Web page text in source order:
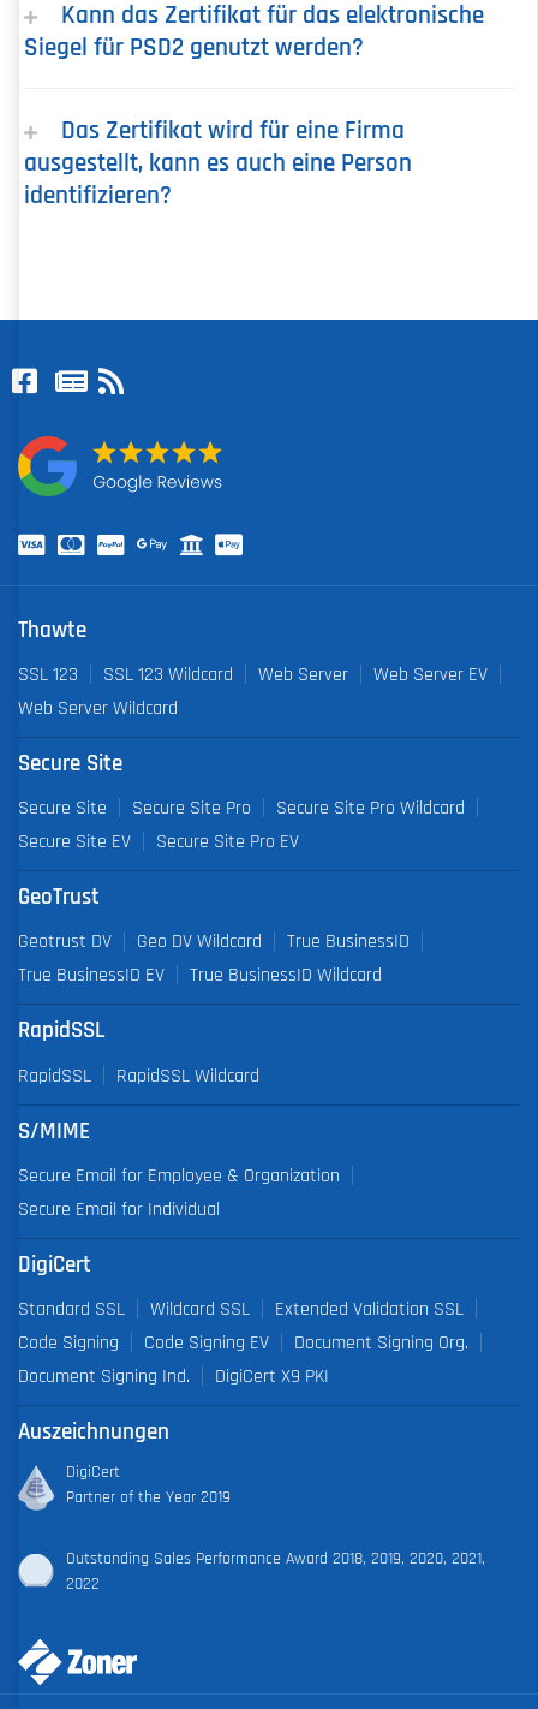
Kann das Zertifikat für das elektronische
Siegel für PSD2 genutzt werden?
Das Zertifikat wird für eine Firma
ausgestellt, kann es auch eine Person
identifizieren?
Thawte
SSL 123 SSL 123 Wildcard Web Server
Web Server EV
Web Server Wildcard
Secure Site
Secure Site Secure Site Pro
Secure Site Pro Wildcard
Secure Site EV
Secure Site Pro EV
GeoTrust
Geotrust DV Geo DV Wildcard
True BusinessID
True BusinessID EV
True BusinessID Wildcard
RapidSSL
RapidSSL RapidSSL Wildcard
S/MIME
Secure Email for Employee & Organization
Secure Email for Individual
DigiCert
Standard SSL Wildcard SSL
Extended Validation SSL
Code Signing
Code Signing EV
Document Signing Org.
Document Signing Ind.
DigiCert X9 PKI
Auszeichnungen
DigiCert
Partner of the Year 2019
Outstanding Sales Performance Award 2018, 2019, 2020, 2021,
2022